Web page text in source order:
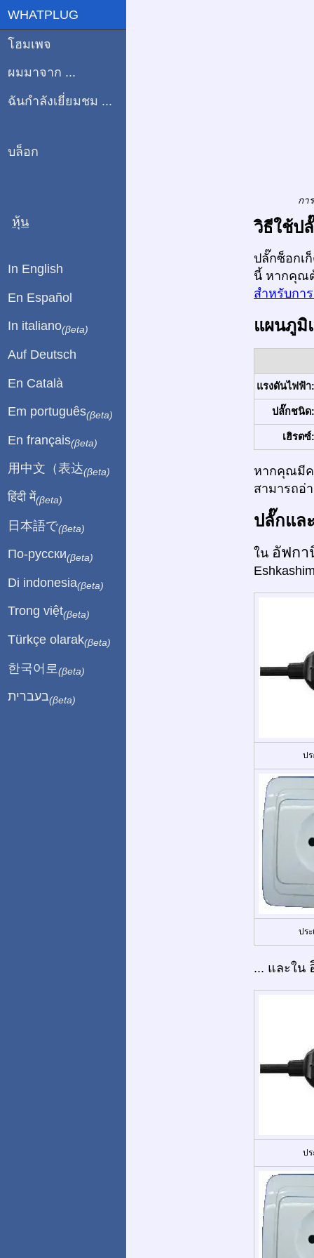
กา
วิธีใช้ป
ปลั๊กซ็อกเ
นี้ หากคุณ
สำหรับกา
แผนภูมิ
แรงดันไฟฟ้า
ปลั๊กชนิด
เฮิรตซ์
หากคุณมีค
สามารถอ่
ปลั๊กแล
ใน อัฟก
ปร
ปร
... และใน
ปร
WHATPLUG
โฮมเพจ
ผมมาจาก ...
ฉันกำลังเยี่ยมชม ...
บล็อก
หุ้น
In English
En Español
In italiano(βeta)
Auf Deutsch
En Català
Em português(βeta)
En français(βeta)
用中文（表达(βeta)
हिंदी में(βeta)
日本語で(βeta)
По-русски(βeta)
Di indonesia(βeta)
Trong việt(βeta)
Türkçe olarak(βeta)
한국어로 (βeta)
בעברית(βeta)